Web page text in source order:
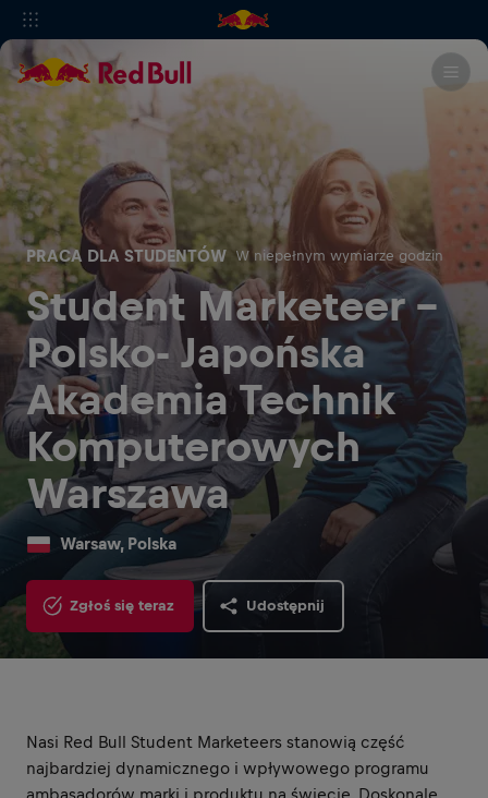
PRACA DLA STUDENTÓW W niepełnym wymiarze godzin
Student Marketeer -
Polsko- Japońska
Akademia Technik
Komputerowych
Warszawa
Warsaw, Polska
Zgłoś się teraz Udostępnij
Nasi Red Bull Student Marketeers stanowią część
najbardziej dynamicznego i wpływowego programu
ambasadorów marki i produktu na świecie. Doskonale